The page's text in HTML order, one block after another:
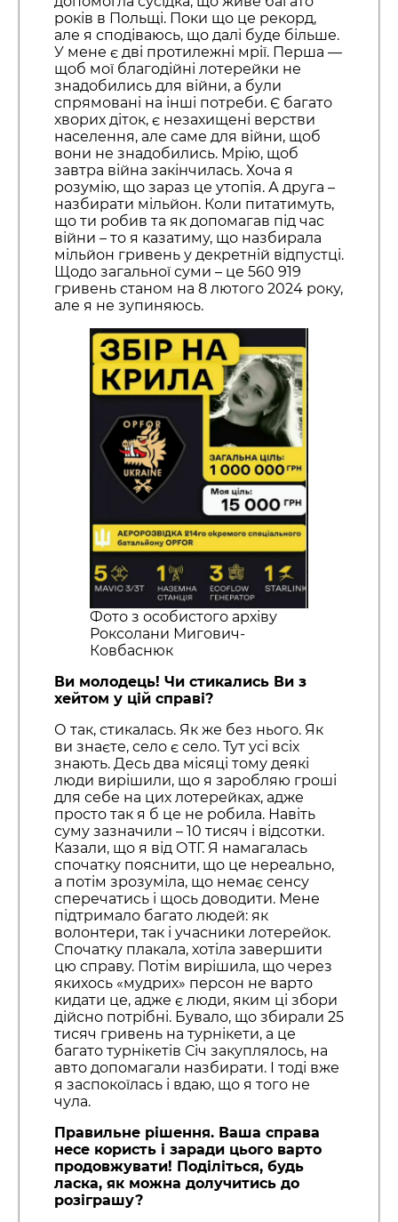
років в Польщі. Поки що це рекорд,
але я сподіваюсь, що далі буде більше.
У мене є дві протилежні мрії. Перша —
щоб мої благодійні лотерейки не
знадобились для війни, а були
спрямовані на інші потреби. Є багато
хворих діток, є незахищені верстви
населення, але саме для війни, щоб
вони не знадобились. Мрію, щоб
завтра війна закінчилась. Хоча я
розумію, що зараз це утопія. А друга –
назбирати мільйон. Коли питатимуть,
що ти робив та як допомагав під час
війни – то я казатиму, що назбирала
мільйон гривень у декретній відпустці.
Щодо загальної суми – це 560 919
гривень станом на 8 лютого 2024 року,
але я не зупиняюсь.
Фото з особистого архіву
Роксолани Мигович-
Ковбаснюк
Ви молодець! Чи стикались Ви з
хейтом у цій справі?
О так, стикалась. Як же без нього. Як
ви знаєте, село є село. Тут усі всіх
знають. Десь два місяці тому деякі
люди вирішили, що я заробляю гроші
для себе на цих лотерейках, адже
просто так я б це не робила. Навіть
суму зазначили – 10 тисяч і відсотки.
Казали, що я від ОТГ. Я намагалась
спочатку пояснити, що це нереально,
а потім зрозуміла, що немає сенсу
сперечатись і щось доводити. Мене
підтримало багато людей: як
волонтери, так і учасники лотерейок.
Спочатку плакала, хотіла завершити
цю справу. Потім вирішила, що через
якихось «мудрих» персон не варто
кидати це, адже є люди, яким ці збори
дійсно потрібні. Бувало, що збирали 25
тисяч гривень на турнікети, а це
багато турнікетів Січ закуплялось, на
авто допомагали назбирати. І тоді вже
я заспокоїлась і вдаю, що я того не
чула.
Правильне рішення. Ваша справа
несе користь і заради цього варто
продовжувати! Поділіться, будь
ласка, як можна долучитись до
розіграшу?